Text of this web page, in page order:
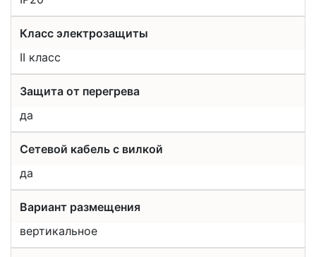
Класс электрозащиты
II класс
Защита от перегрева
да
Сетевой кабель с вилкой
да
Вариант размещения
вертикальное